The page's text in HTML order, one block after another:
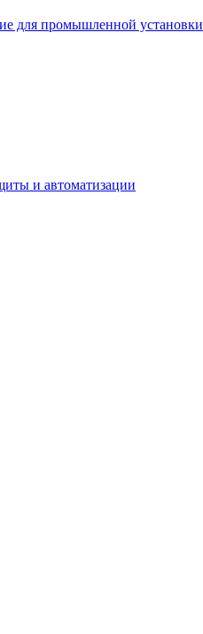
для промышленной установки
и автоматизации